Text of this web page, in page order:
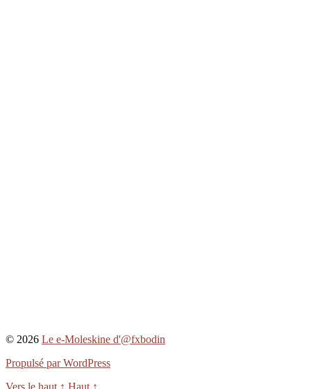
© 2026 Le e-Moleskine d'@fxbodin
Propulsé par WordPress